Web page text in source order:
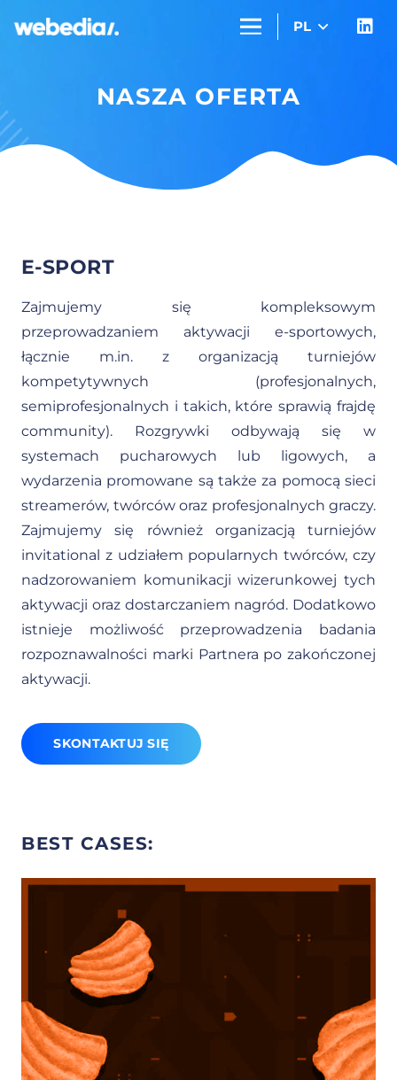
PL
NASZA OFERTA
E-SPORT
Zajmujemy się kompleksowym
przeprowadzaniem aktywacji e-sportowych,
łącznie m.in. z organizacją turniejów
kompetytywnych (profesjonalnych,
semiprofesjonalnych i takich, które sprawią frajdę
community). Rozgrywki odbywają się w
systemach pucharowych lub ligowych, a
wydarzenia promowane są także za pomocą sieci
streamerów, twórców oraz profesjonalnych graczy.
Zajmujemy się również organizacją turniejów
invitational z udziałem popularnych twórców, czy
nadzorowaniem komunikacji wizerunkowej tych
aktywacji oraz dostarczaniem nagród. Dodatkowo
istnieje możliwość przeprowadzenia badania
rozpoznawalności marki Partnera po zakończonej
aktywacji.
SKONTAKTUJ SIĘ
BEST CASES: